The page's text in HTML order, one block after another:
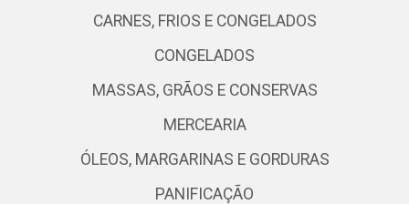
CARNES, FRIOS E CONGELADOS
CONGELADOS
MASSAS, GRÃOS E CONSERVAS
MERCEARIA
ÓLEOS, MARGARINAS E GORDURAS
PANIFICAÇÃO